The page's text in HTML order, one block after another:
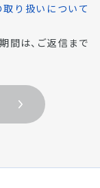
り扱いについて
間は、ご返信まで